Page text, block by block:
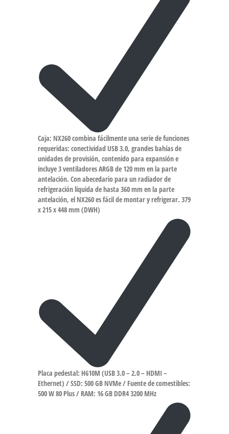
Caja: NX260 combina fácilmente una serie de funciones
requeridas: conectividad USB 3.0, grandes bahías de
unidades de provisión, contenido para expansión e
incluye 3 ventiladores ARGB de 120 mm en la parte
antelación. Con abecedario para un radiador de
refrigeración líquida de hasta 360 mm en la parte
antelación, el NX260 es fácil de montar y refrigerar. 379
x 215 x 448 mm (DWH)
Placa pedestal: H610M (USB 3.0 – 2.0 – HDMI –
Ethernet) / SSD: 500 GB NVMe / Fuente de comestibles:
500 W 80 Plus / RAM: 16 GB DDR4 3200 MHz